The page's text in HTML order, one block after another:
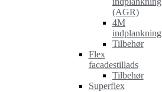
(AGR)
4M
indplankning
Tilbehør
Flex
facadestillads
Tilbehør
Superflex